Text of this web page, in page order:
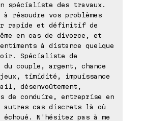
spécialiste des travaux.
résoudre vos problèmes
rapide et définitif de
en cas de divorce, et
à distance quelque
Spécialiste de
couple, argent, chance
timidité, impuissance
désenvoûtement,
de conduire, entreprise en
cas discrets là où
N'hésitez pas à me